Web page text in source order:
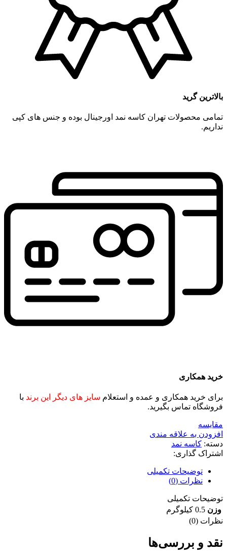
بالاترین گرید
تمامی محصولات تهران کاسه نمد اورجینال بوده و جنس های کپی
نداریم.
خرید همکاری
برای خرید همکاری و عمده و استعلام سایز های دیگر این برند با
فروشگاه تماس بگیرید.
مقايسه
افزودن به علاقه مندی
دسته: کاسه نمد
اشتراک گذاری:
توضیحات تکمیلی
نظرات (0)
توضیحات تکمیلی
وزن 0.5 کیلوگرم
نظرات (0)
نقد و بررسی‌ها